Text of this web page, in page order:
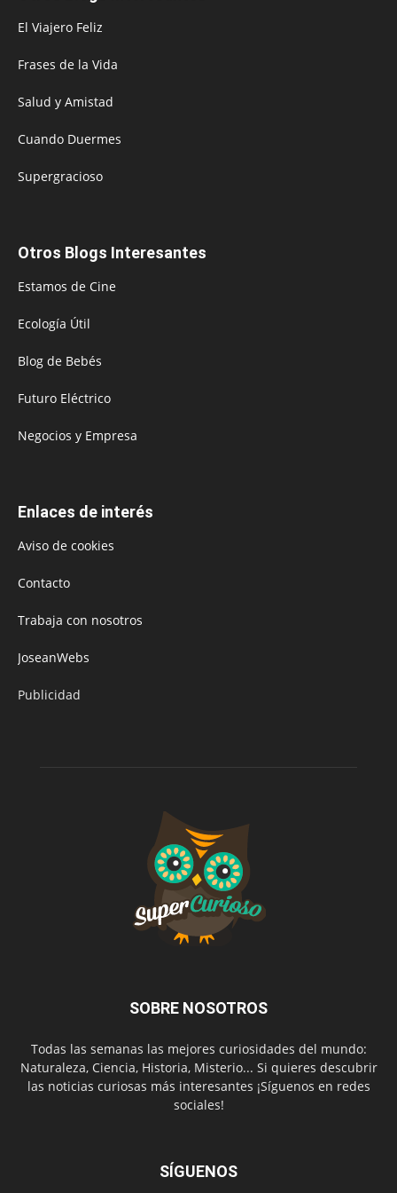
El Viajero Feliz
Frases de la Vida
Salud y Amistad
Cuando Duermes
Supergracioso
Otros Blogs Interesantes
Estamos de Cine
Ecología Útil
Blog de Bebés
Futuro Eléctrico
Negocios y Empresa
Enlaces de interés
Aviso de cookies
Contacto
Trabaja con nosotros
JoseanWebs
Publicidad
SOBRE NOSOTROS
Todas las semanas las mejores curiosidades del mundo:
Naturaleza, Ciencia, Historia, Misterio... Si quieres descubrir
las noticias curiosas más interesantes ¡Síguenos en redes
sociales!
SÍGUENOS